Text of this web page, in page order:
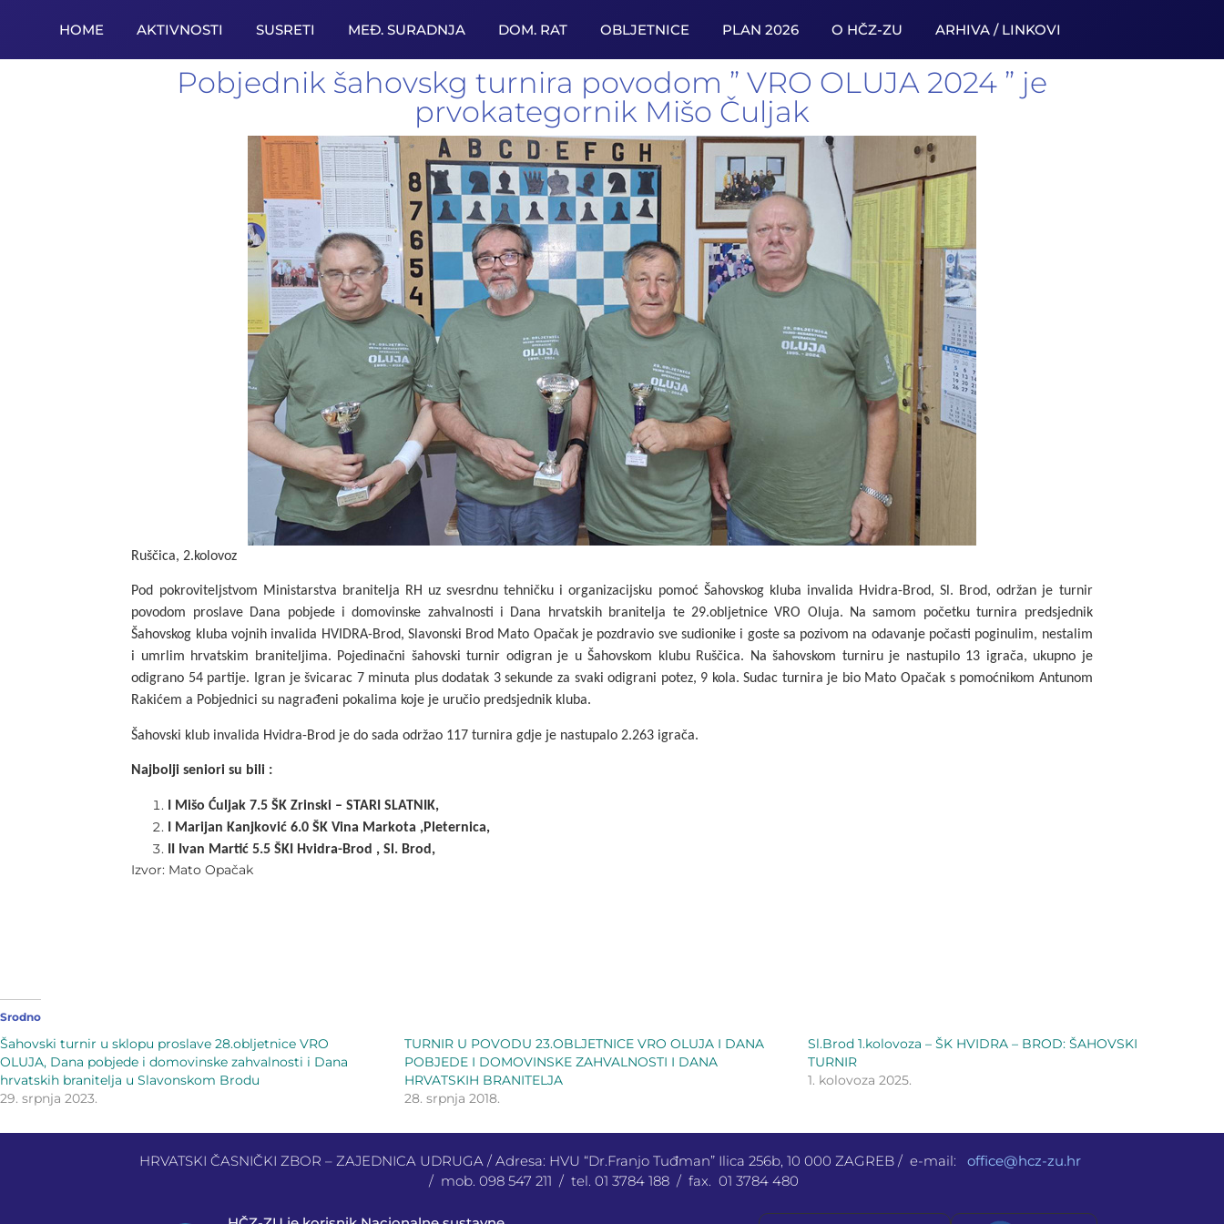
HOME AKTIVNOSTI SUSRETI MEĐ. SURADNJA DOM. RAT OBLJETNICE PLAN 2026 O HČZ-ZU ARHIVA / LINKOVI
Pobjednik šahovskg turnira povodom ” VRO OLUJA 2024 ” je
prvokategornik Mišo Čuljak
Ruščica, 2.kolovoz
Pod pokroviteljstvom Ministarstva branitelja RH uz svesrdnu tehničku i organizacijsku pomoć Šahovskog kluba invalida Hvidra-Brod, Sl. Brod, održan je turnir
povodom proslave Dana pobjede i domovinske zahvalnosti i Dana hrvatskih branitelja te 29.obljetnice VRO Oluja. Na samom početku turnira predsjednik
Šahovskog kluba vojnih invalida HVIDRA-Brod, Slavonski Brod Mato Opačak je pozdravio sve sudionike i goste sa pozivom na odavanje počasti poginulim, nestalim
i umrlim hrvatskim braniteljima. Pojedinačni šahovski turnir odigran je u Šahovskom klubu Ruščica. Na šahovskom turniru je nastupilo 13 igrača, ukupno je
odigrano 54 partije. Igran je švicarac 7 minuta plus dodatak 3 sekunde za svaki odigrani potez, 9 kola.Sudac turnira je bio Mato Opačak s pomoćnikom Antunom
Rakićem a Pobjednici su nagrađeni pokalima koje je uručio predsjednik kluba.
Šahovski klub invalida Hvidra-Brod je do sada održao 117 turnira gdje je nastupalo 2.263 igrača.
Najbolji seniori su bili :
I Mišo Ćuljak 7.5 ŠK Zrinski – STARI SLATNIK,
I Marijan Kanjković 6.0 ŠK Vina Markota ,Pleternica,
II Ivan Martić 5.5 ŠKI Hvidra-Brod , Sl. Brod,
Izvor: Mato Opačak
Srodno
Šahovski turnir u sklopu proslave 28.obljetnice VRO
OLUJA, Dana pobjede i domovinske zahvalnosti i Dana
hrvatskih branitelja u Slavonskom Brodu
29. srpnja 2023.
TURNIR U POVODU 23.OBLJETNICE VRO OLUJA I DANA
POBJEDE I DOMOVINSKE ZAHVALNOSTI I DANA
HRVATSKIH BRANITELJA
28. srpnja 2018.
Sl.Brod 1.kolovoza – ŠK HVIDRA – BROD: ŠAHOVSKI
TURNIR
1. kolovoza 2025.
HRVATSKI ČASNIČKI ZBOR – ZAJEDNICA UDRUGA / Adresa: HVU “Dr.Franjo Tuđman” Ilica 256b, 10 000 ZAGREB / e-mail: office@hcz-zu.hr
/ mob. 098 547 211 / tel. 01 3784 188 / fax. 01 3784 480